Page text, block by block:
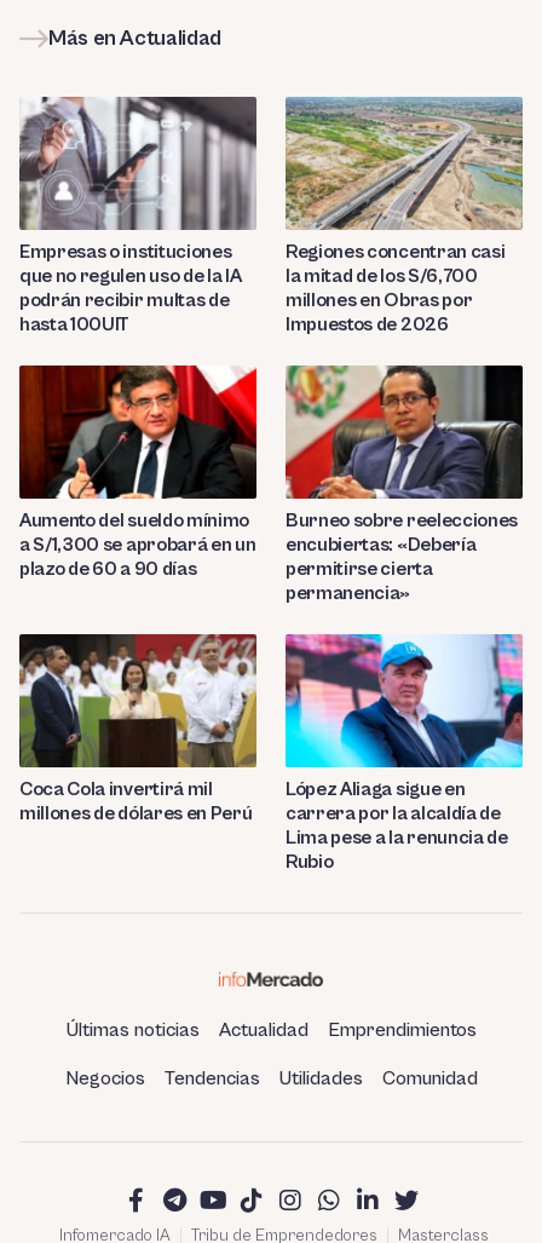
Más en Actualidad
Empresas o instituciones
que no regulen uso de la IA
podrán recibir multas de
hasta 100UIT
Regiones concentran casi
la mitad de los S/6,700
millones en Obras por
Impuestos de 2026
Aumento del sueldo mínimo
a S/1,300 se aprobará en un
plazo de 60 a 90 días
Burneo sobre reelecciones
encubiertas: «Debería
permitirse cierta
permanencia»
Coca Cola invertirá mil
millones de dólares en Perú
López Aliaga sigue en
carrera por la alcaldía de
Lima pese a la renuncia de
Rubio
Últimas noticias Actualidad Emprendimientos
Negocios Tendencias Utilidades Comunidad
Infomercado IA Tribu de Emprendedores Masterclass